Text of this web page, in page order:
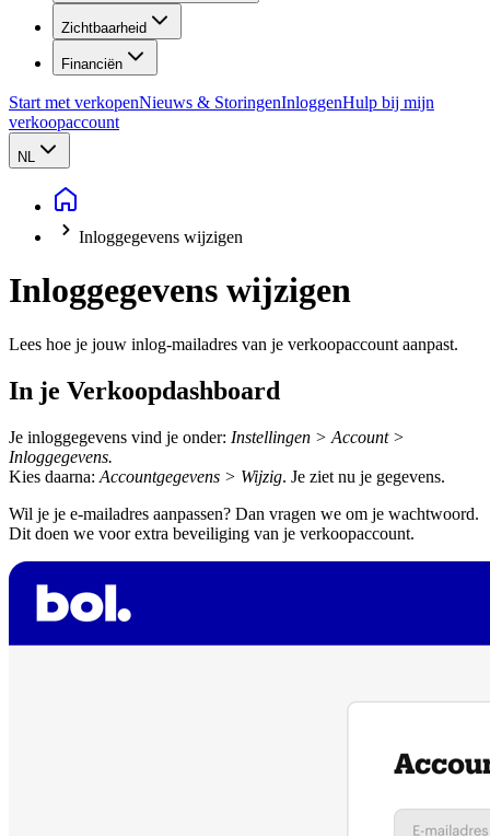
Zichtbaarheid
Financiën
Start met verkopenNieuws & StoringenInloggenHulp bij mijn
verkoopaccount
NL
Inloggegevens wijzigen
Inloggegevens wijzigen
Lees hoe je jouw inlog-mailadres van je verkoopaccount aanpast.
In je Verkoopdashboard
Je inloggegevens vind je onder: Instellingen > Account >
Inloggegevens.
Kies daarna: Accountgegevens > Wijzig. Je ziet nu je gegevens.
Wil je je e-mailadres aanpassen? Dan vragen we om je wachtwoord.
Dit doen we voor extra beveiliging van je verkoopaccount.